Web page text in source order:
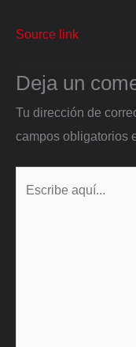
Source link
Deja un
Tu dirección de
campos obligatorios